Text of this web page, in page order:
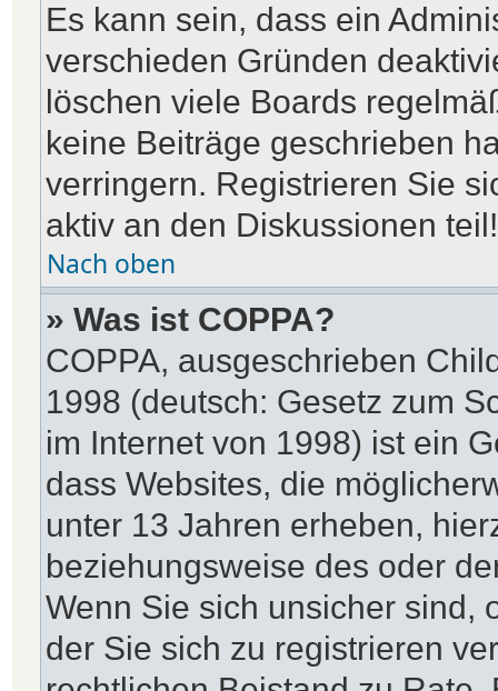
Es kann sein, dass ein
verschieden Gründen
löschen viele Boards
keine Beiträge geschrieben
verringern. Registrieren Sie
aktiv an den Diskussionen teil!
Nach oben
» Was ist COPPA?
COPPA, ausgeschrieben
1998 (deutsch: Gesetz zum
im Internet von 1998) ist ein
dass Websites, die
unter 13 Jahren erheben,
beziehungsweise des oder
Wenn Sie sich unsicher sind,
der Sie sich zu registrieren